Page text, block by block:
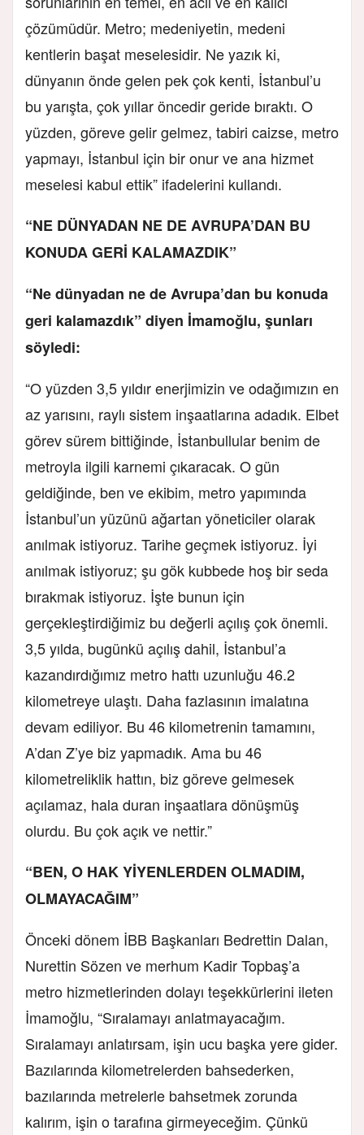
çözümüdür. Metro; medeniyetin, medeni
kentlerin başat meselesidir. Ne yazık ki,
dünyanın önde gelen pek çok kenti, İstanbul’u
bu yarışta, çok yıllar öncedir geride bıraktı. O
yüzden, göreve gelir gelmez, tabiri caizse, metro
yapmayı, İstanbul için bir onur ve ana hizmet
meselesi kabul ettik” ifadelerini kullandı.
“NE DÜNYADAN NE DE AVRUPA’DAN BU
KONUDA GERİ KALAMAZDIK”
“Ne dünyadan ne de Avrupa’dan bu konuda
geri kalamazdık” diyen İmamoğlu, şunları
söyledi:
“O yüzden 3,5 yıldır enerjimizin ve odağımızın en
az yarısını, raylı sistem inşaatlarına adadık. Elbet
görev sürem bittiğinde, İstanbullular benim de
metroyla ilgili karnemi çıkaracak. O gün
geldiğinde, ben ve ekibim, metro yapımında
İstanbul’un yüzünü ağartan yöneticiler olarak
anılmak istiyoruz. Tarihe geçmek istiyoruz. İyi
anılmak istiyoruz; şu gök kubbede hoş bir seda
bırakmak istiyoruz. İşte bunun için
gerçekleştirdiğimiz bu değerli açılış çok önemli.
3,5 yılda, bugünkü açılış dahil, İstanbul’a
kazandırdığımız metro hattı uzunluğu 46.2
kilometreye ulaştı. Daha fazlasının imalatına
devam ediliyor. Bu 46 kilometrenin tamamını,
A’dan Z’ye biz yapmadık. Ama bu 46
kilometreliklik hattın, biz göreve gelmesek
açılamaz, hala duran inşaatlara dönüşmüş
olurdu. Bu çok açık ve nettir.”
“BEN, O HAK YİYENLERDEN OLMADIM,
OLMAYACAĞIM”
Önceki dönem İBB Başkanları Bedrettin Dalan,
Nurettin Sözen ve merhum Kadir Topbaş’a
metro hizmetlerinden dolayı teşekkürlerini ileten
İmamoğlu, “Sıralamayı anlatmayacağım.
Sıralamayı anlatırsam, işin ucu başka yere gider.
Bazılarında kilometrelerden bahsederken,
bazılarında metrelerle bahsetmek zorunda
kalırım, işin o tarafına girmeyeceğim. Çünkü